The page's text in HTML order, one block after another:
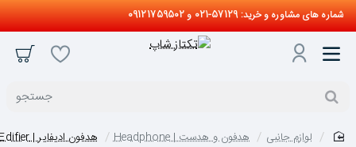
شماره های مشاوره و خرید: 57129-021 و 09121759502
جستجو
لوازم جانبی هدفون و هدست | Headphone هدفون ادیفایر | Edifier